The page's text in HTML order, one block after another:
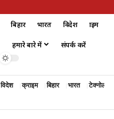
बिहार भारत विदेश क्राइम
हमारे बारे में संपर्क करें
विदेश क्राइम बिहार भारत टेक्नोलॉजी